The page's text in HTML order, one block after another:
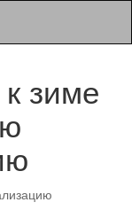
к зиме